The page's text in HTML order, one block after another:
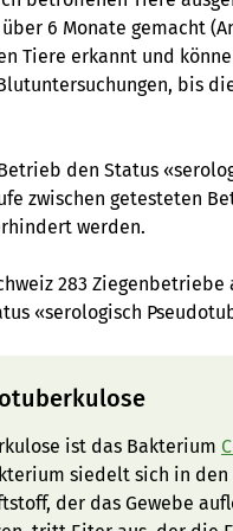
6 Monate gemacht
Tiere erkannt und
bis
den Status
zwischen getesteten
werden.
283 Ziegenbetriebe
«serologisch
ist das Bakterium
siedelt sich in
der das Gewebe